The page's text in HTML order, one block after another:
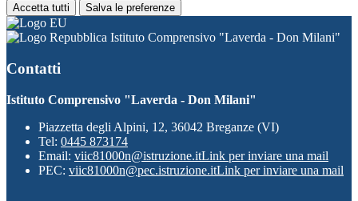
Accetta tutti Salva le preferenze
Istituto Comprensivo "Laverda - Don Milani"
Contatti
Istituto Comprensivo "Laverda - Don Milani"
Piazzetta degli Alpini, 12, 36042 Breganze (VI)
Tel: 0445 873174
Email: viic81000n@istruzione.itLink per inviare una mail
PEC: viic81000n@pec.istruzione.itLink per inviare una mail